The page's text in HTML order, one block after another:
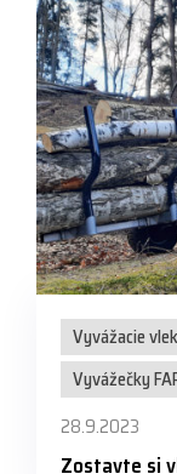
Vyvážacie
Vyvážečky
28.9.2023
Zostavte si